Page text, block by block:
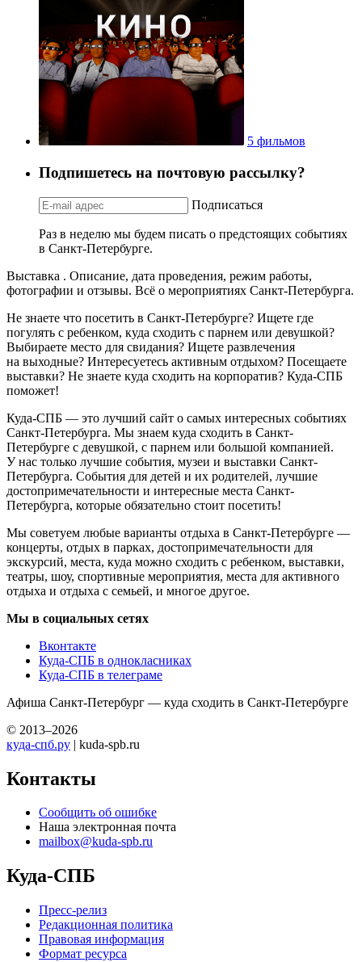
5 фильмов
Подпишетесь на почтовую рассылку?
Подписаться
Раз в неделю мы будем писать о предстоящих событиях
в Санкт-Петербурге.
Выставка . Описание, дата проведения, режим работы,
фотографии и отзывы. Всё о мероприятиях Санкт-Петербурга.
Не знаете что посетить в Санкт-Петербурге? Ищете где
погулять с ребенком, куда сходить с парнем или девушкой?
Выбираете место для свидания? Ищете развлечения
на выходные? Интересуетесь активным отдыхом? Посещаете
выставки? Не знаете куда сходить на корпоратив? Куда-СПБ
поможет!
Куда-СПБ — это лучший сайт о самых интересных событиях
Санкт-Петербурга. Мы знаем куда сходить в Санкт-
Петербурге с девушкой, с парнем или большой компанией.
У нас только лучшие события, музеи и выставки Санкт-
Петербурга. События для детей и их родителей, лучшие
достопримечательности и интересные места Санкт-
Петербурга, которые обязательно стоит посетить!
Мы советуем любые варианты отдыха в Санкт-Петербурге —
концерты, отдых в парках, достопримечательности для
экскурсий, места, куда можно сходить с ребенком, выставки,
театры, шоу, спортивные мероприятия, места для активного
отдыха и отдыха с семьей, и многое другое.
Мы в социальных сетях
Вконтакте
Куда-СПБ в однокласниках
Куда-СПБ в телеграме
Афиша Санкт-Петербург — куда сходить в Санкт-Петербурге
© 2013–2026
куда-спб.ру | kuda-spb.ru
Контакты
Сообщить об ошибке
Наша электронная почта
mailbox@kuda-spb.ru
Куда-СПБ
Пресс-релиз
Редакционная политика
Правовая информация
Формат ресурса